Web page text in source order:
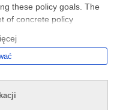
these policy goals. The
of concrete policy